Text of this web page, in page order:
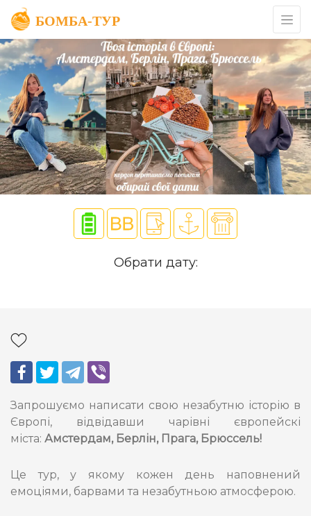
Обрати дату:
Запрошуємо написати свою незабутню історію в
Європі, відвідавши чарівні європейскі
міста: Амстердам, Берлін, Прага, Брюссель!
Це тур, у якому кожен день наповнений
емоціями, барвами та незабутньою атмосферою.